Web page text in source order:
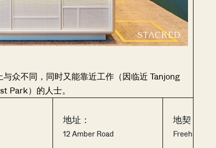
众不同，同时又能靠近工作（因临近 Tanjong
Park）的人士。
地址：
12 Amber Road
地契：
Freehold